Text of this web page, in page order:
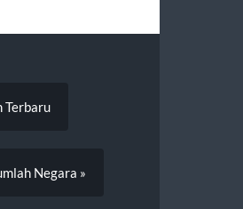
Terbaru
Negara »